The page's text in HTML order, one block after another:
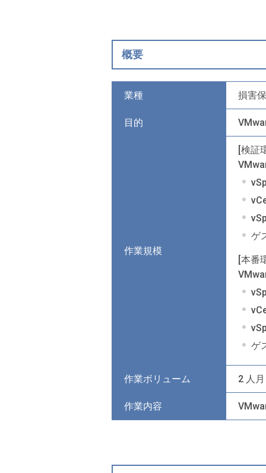
概要
業種 損害
目的
作業規模
[検証
ゲ
[本番
ゲ
作業ボリューム 2 人月
作業内容